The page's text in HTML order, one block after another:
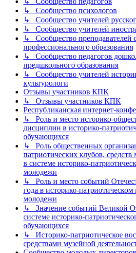
↳ Сообщество психологов
↳ Сообщество учителей
↳ Сообщество учителей
↳ Сообщество преподавателей
профессионального образования
↳ Сообщество педагогов
предшкольного образования
↳ Сообщество учителей
культурологи
Отзывы участников КПК
↳ Отзывы участников КПК
Республиканская интернет-
↳ Роль и место историко-
дисциплин в историко-
обучающихся
↳ Роль общественных
патриотических клубов,
в системе историко-
молодежи
↳ Роль и место событий
года в историко-
молодежи
↳ Значение событий Великой
системе историко-
обучающихся
↳ Историко-патриотическое
средствами музейной